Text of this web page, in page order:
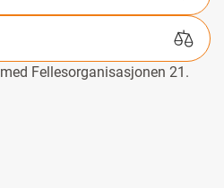
Fellesorganisasjonen 21.